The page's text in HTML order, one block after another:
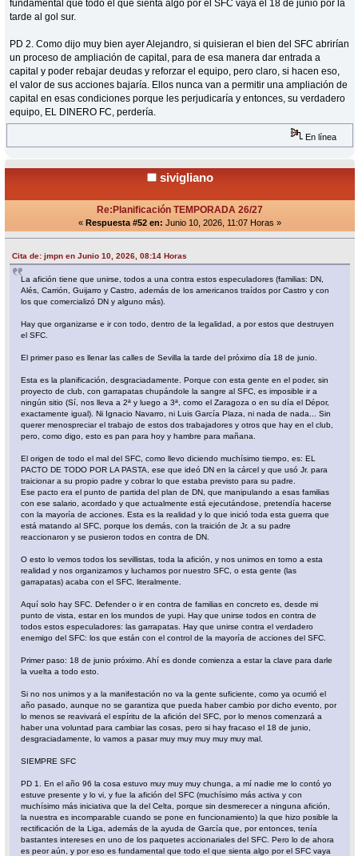
fundamental que todo el que sienta algo por el SFC vaya el 18 de junio por la
tarde al gol sur.
PD 2. Como dijo muy bien ayer Alejandro, si quisieran el bien del SFC abrirían
un proceso de ampliación de capital, para de esa manera dar entrada a
capital y poder rebajar deudas y reforzar el equipo, pero claro, si hacen eso,
el valor de sus acciones bajaría. Ellos nunca van a permitir una ampliación de
capital en esas condiciones porque les perjudicaría y entonces, su verdadero
equipo, EL DINERO FC, perdería.
En línea
sivigliano
Re:Planificación TEMPORADA 26/27
« Respuesta #52 en: Junio 10, 2026, 11:07 Horas »
Cita de: jmpn en Junio 10, 2026, 08:14 Horas
La afición tiene que unirse, todos a una contra estos especuladores (familias: DN,
Alés, Carrión, Guijarro y Castro, además de los americanos traídos por Castro y con
los que comercializó DN y alguno más).
Hay que organizarse e ir con todo, dentro de la legalidad, a por estos que destruyen
el SFC.
El primer paso es llenar las calles de Sevilla la tarde del próximo día 18 de junio.
Esta es la planificación, desgraciadamente. Porque con esta gente en el poder, sin
proyecto de club, con garrapatas chupándole la sangre al SFC, es imposible ir a
ningún sitio (Sí, nos lleva a 2ª y luego a 3ª, como el Zaragoza o en su día el Dépor,
exactamente igual). Ni Ignacio Navarro, ni Luis García Plaza, ni nada de nada... Sin
querer menospreciar el trabajo de estos dos trabajadores y otros que hay en el club,
pero, como digo, esto es pan para hoy y hambre para mañana.
El origen de todo el mal del SFC, como llevo diciendo muchísimo tiempo, es: EL
PACTO DE TODO POR LA PASTA, ese que ideó DN en la cárcel y que usó Jr. para
traicionar a su propio padre y cobrar lo que estaba previsto para su padre.
Ese pacto era el punto de partida del plan de DN, que manipulando a esas familias
con ese salario, acordado y que actualmente está ejecutándose, pretendía hacerse
con la mayoría de acciones. Esta es la realidad y lo que inició toda esta guerra que
está matando al SFC, porque los demás, con la traición de Jr. a su padre
reaccionaron y se pusieron todos en contra de DN.
O esto lo vemos todos los sevillistas, toda la afición, y nos unimos en torno a esta
realidad y nos organizamos y luchamos por nuestro SFC, o esta gente (las
garrapatas) acaba con el SFC, literalmente.
Aquí solo hay SFC. Defender o ir en contra de familias en concreto es, desde mi
punto de vista, estar en los mundos de yupi. Hay que unirse todos en contra de
todos estos especuladores: las garrapatas. Hay que unirse contra el verdadero
enemigo del SFC: los que están con el control de la mayoría de acciones del SFC.
Primer paso: 18 de junio próximo. Ahí es donde comienza a estar la clave para darle
la vuelta a todo esto.
Si no nos unimos y a la manifestación no va la gente suficiente, como ya ocurrió el
año pasado, aunque no se garantiza que pueda haber cambio por dicho evento, por
lo menos se reavivará el espíritu de la afición del SFC, por lo menos comenzará a
haber una voluntad para cambiar las cosas, pero si hay fracaso el 18 de junio,
desgraciadamente, lo vamos a pasar muy muy muy muy muy mal.
SIEMPRE SFC
PD 1. En el año 96 la cosa estuvo muy muy muy chunga, a mí nadie me lo contó yo
estuve presente y lo vi, y fue la afición del SFC (muchísimo más activa y con
muchísimo más iniciativa que la del Celta, porque sin desmerecer a ninguna afición,
la nuestra es incomparable cuando se pone en funcionamiento) la que hizo posible la
rectificación de la Liga, además de la ayuda de García que, por entonces, tenía
bastantes intereses en uno de los paquetes accionariales del SFC. Pero lo de ahora
es peor aún, y por eso es fundamental que todo el que sienta algo por el SFC vaya